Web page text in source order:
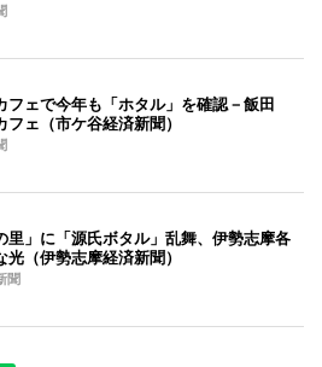
フェで今年も「ホタル」を確認－飯田
フェ（市ケ谷経済新聞）
里」に「源氏ボタル」乱舞、伊勢志摩各
光（伊勢志摩経済新聞）
聞